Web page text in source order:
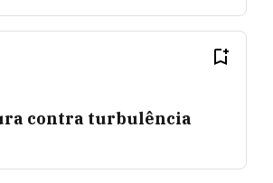
contra turbulência